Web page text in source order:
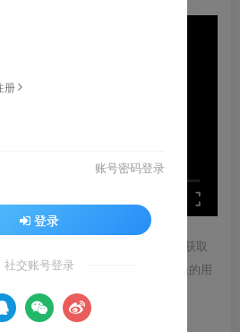
会有压缩，若文章提供下载服务，获取
在下方下载； 2.没有百度网盘会员的用
快的下载速度。
册
账号密码登录
登录
社交账号登录